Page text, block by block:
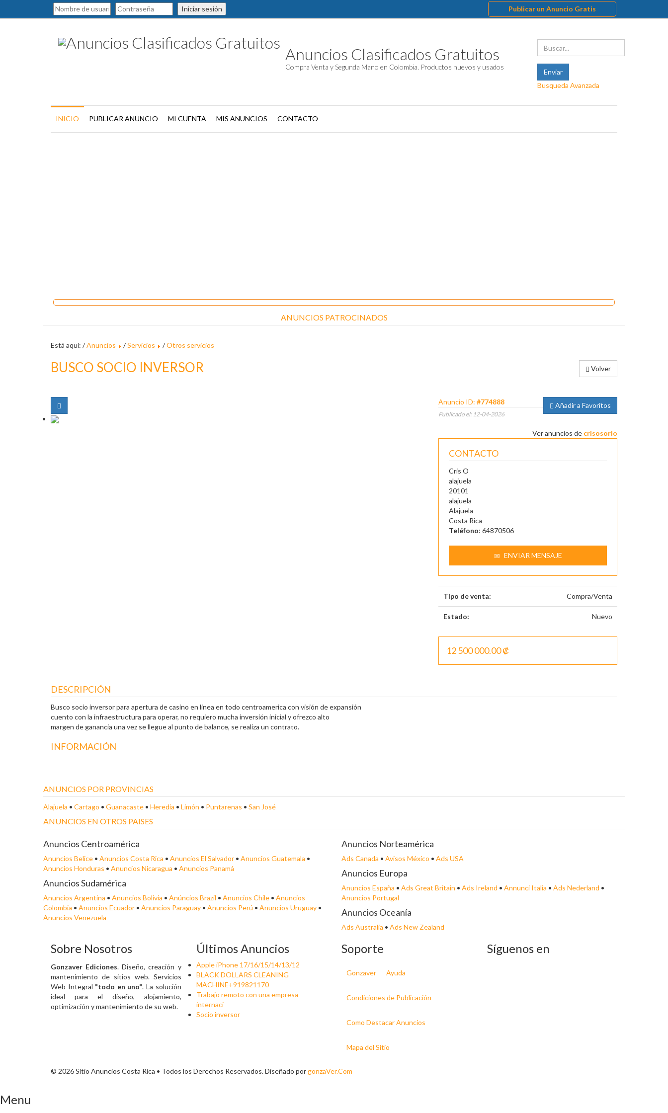
Iniciar sesión Publicar un Anuncio Gratis
Anuncios Clasificados Gratuitos
Compra Venta y Segunda Mano en Colombia. Productos nuevos y usados
Busqueda Avanzada
INICIO PUBLICAR ANUNCIO MI CUENTA MIS ANUNCIOS CONTACTO
ANUNCIOS PATROCINADOS
Está aquí: /Anuncios /Servicios /Otros servicios
BUSCO SOCIO INVERSOR Volver
Anuncio ID: #774888
Publicado el: 12-04-2026
Añadir a Favoritos
Ver anuncios de crisosorio
CONTACTO
Cris O
alajuela
20101
alajuela
Alajuela
Costa Rica
Teléfono: 64870506
ENVIAR MENSAJE
Tipo de venta: Compra/Venta
Estado: Nuevo
12 500 000.00 ₡
DESCRIPCIÓN
Busco socio inversor para apertura de casino en linea en todo centroamerica con visión de expansión
cuento con la infraestructura para operar, no requiero mucha inversión inicial y ofrezco alto
margen de ganancia una vez se llegue al punto de balance, se realiza un contrato.
INFORMACIÓN
ANUNCIOS POR PROVINCIAS
Alajuela • Cartago • Guanacaste • Heredia • Limón • Puntarenas • San José
ANUNCIOS EN OTROS PAISES
Anuncios Centroamérica
Anuncios Belice • Anuncios Costa Rica • Anuncios El Salvador • Anuncios Guatemala •
Anuncios Honduras • Anuncios Nicaragua • Anuncios Panamá
Anuncios Sudamérica
Anuncios Argentina • Anuncios Bolivia • Anúncios Brazil • Anuncios Chile • Anuncios
Colombia • Anuncios Ecuador • Anuncios Paraguay • Anuncios Perú • Anuncios Uruguay •
Anuncios Venezuela
Anuncios Norteamérica
Ads Canada • Avisos México • Ads USA
Anuncios Europa
Anuncios España • Ads Great Britain • Ads Ireland • Annunci Italia • Ads Nederland •
Anuncios Portugal
Anuncios Oceanía
Ads Australia • Ads New Zealand
Sobre Nosotros
Gonzaver Ediciones. Diseño, creación y
mantenimiento de sitios web. Servicios
Web Integral "todo en uno". La solución
ideal para el diseño, alojamiento,
optimización y mantenimiento de su web.
Últimos Anuncios
Apple iPhone 17/16/15/14/13/12
BLACK DOLLARS CLEANING
MACHINE+919821170
Trabajo remoto con una empresa
internaci
Socio inversor
Soporte
Gonzaver Ayuda
Condiciones de Publicación
Como Destacar Anuncios
Mapa del Sitio
Síguenos en
© 2026 Sitio Anuncios Costa Rica • Todos los Derechos Reservados. Diseñado porgonzaVer.Com
Menu